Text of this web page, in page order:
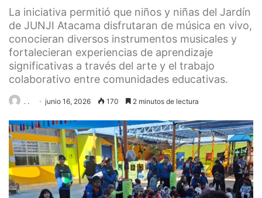
La iniciativa permitió que niños y niñas del Jardín
de JUNJI Atacama disfrutaran de música en vivo,
conocieran diversos instrumentos musicales y
fortalecieran experiencias de aprendizaje
significativas a través del arte y el trabajo
colaborativo entre comunidades educativas.
. . junio 16, 2026 170 2 minutos de lectura